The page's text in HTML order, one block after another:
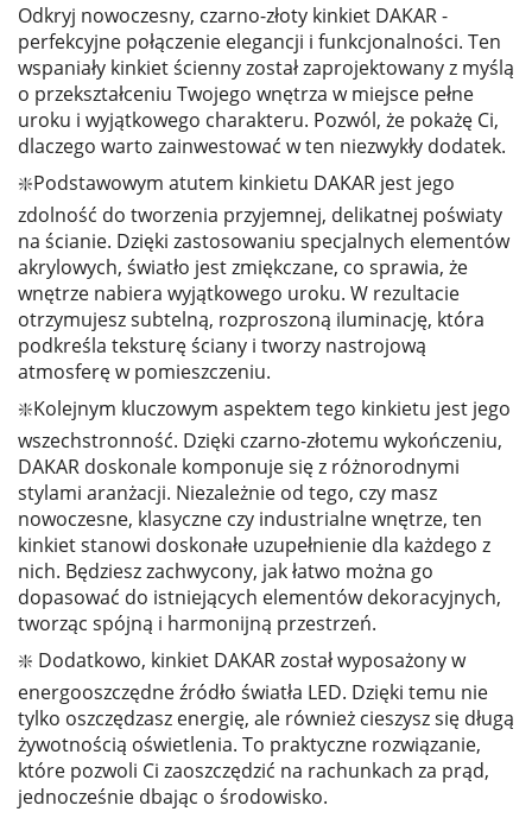
Odkryj nowoczesny, czarno-złoty kinkiet DAKAR -
perfekcyjne połączenie elegancji i funkcjonalności. Ten
wspaniały kinkiet ścienny został zaprojektowany z myślą
o przekształceniu Twojego wnętrza w miejsce pełne
uroku i wyjątkowego charakteru. Pozwól, że pokażę Ci,
dlaczego warto zainwestować w ten niezwykły dodatek.
❇️Podstawowym atutem kinkietu DAKAR jest jego
zdolność do tworzenia przyjemnej, delikatnej poświaty
na ścianie. Dzięki zastosowaniu specjalnych elementów
akrylowych, światło jest zmiękczane, co sprawia, że
wnętrze nabiera wyjątkowego uroku. W rezultacie
otrzymujesz subtelną, rozproszoną iluminację, która
podkreśla teksturę ściany i tworzy nastrojową
atmosferę w pomieszczeniu.
❇️Kolejnym kluczowym aspektem tego kinkietu jest jego
wszechstronność. Dzięki czarno-złotemu wykończeniu,
DAKAR doskonale komponuje się z różnorodnymi
stylami aranżacji. Niezależnie od tego, czy masz
nowoczesne, klasyczne czy industrialne wnętrze, ten
kinkiet stanowi doskonałe uzupełnienie dla każdego z
nich. Będziesz zachwycony, jak łatwo można go
dopasować do istniejących elementów dekoracyjnych,
tworząc spójną i harmonijną przestrzeń.
❇️ Dodatkowo, kinkiet DAKAR został wyposażony w
energooszczędne źródło światła LED. Dzięki temu nie
tylko oszczędzasz energię, ale również cieszysz się długą
żywotnością oświetlenia. To praktyczne rozwiązanie,
które pozwoli Ci zaoszczędzić na rachunkach za prąd,
jednocześnie dbając o środowisko.